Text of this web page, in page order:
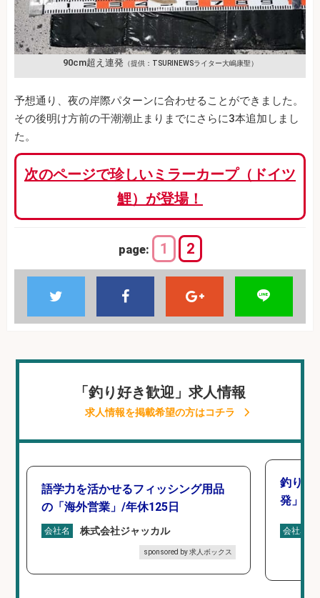
90cm超え連発 （提供：TSURINEWSライター大嶋康聖）
予想通り、夜の岸際パターンに合わせることができました。
その後明け方前の干潮潮止まりまでにさらに3本追加しまし
た。
次のページで珍しいミラーカープ（ドイツ
鯉）が登場！
page: 1 2
「釣り好き歓迎」求人情報
求人情報を掲載希望の方はコチラ
語学力を活かせるフィッシング用品
の「海外営業」/年休125日
会社名 株式会社ジャッカル
sponsored by 求人ボックス
釣り好
発」/
会社名